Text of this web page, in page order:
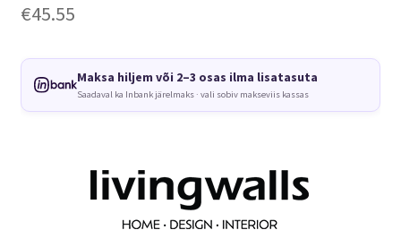
€45.55
Maksa hiljem või 2–3 osas ilma lisatasuta
Saadaval ka Inbank järelmaks · vali sobiv makseviis kassas